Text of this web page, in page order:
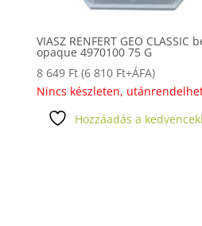
VIASZ RENFERT GEO CLASSIC
opaque 4970100 75 G
8 649 Ft (6 810 Ft+ÁFA)
Nincs készleten,
Hozzáadás a